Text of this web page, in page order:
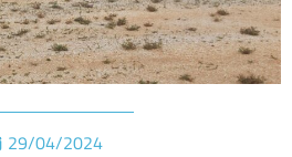
29/04/2024